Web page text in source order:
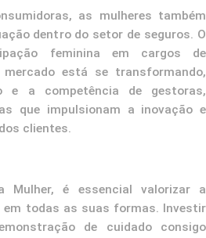
as mulheres também
dentro do setor de seguros. O
feminina em cargos de
está se transformando,
e a competência de gestoras,
que impulsionam a inovação e
clientes.
Mulher, é essencial valorizar a
em todas as suas formas. Investir
de cuidado consigo